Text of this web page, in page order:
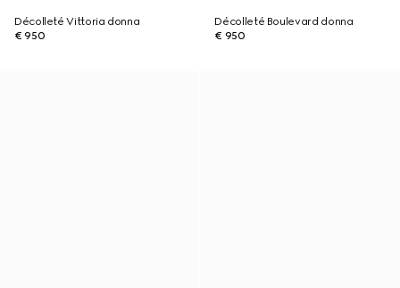
Décolleté Vittoria donna
€ 950
Décolleté Boulevard donna
€ 950